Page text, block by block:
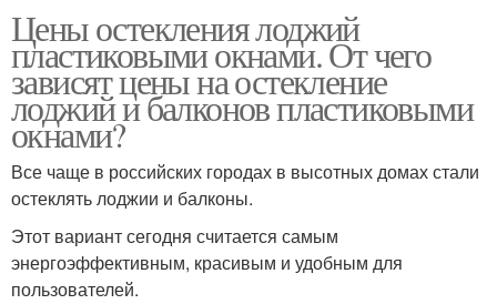
Цены остекления лоджий
пластиковыми окнами. От чего
зависят цены на остекление
лоджий и балконов пластиковыми
окнами?
Все чаще в российских городах в высотных домах стали
остеклять лоджии и балконы.
Этот вариант сегодня считается самым
энергоэффективным, красивым и удобным для
пользователей.